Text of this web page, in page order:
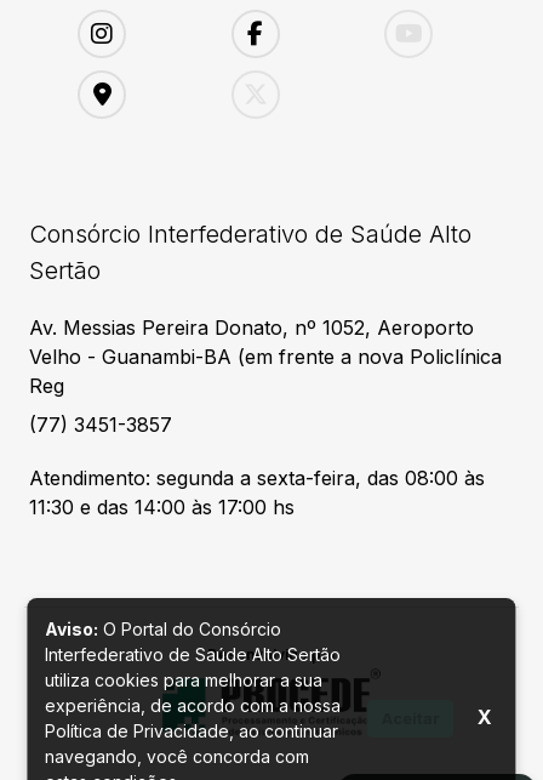
Consórcio Interfederativo de Saúde Alto
Sertão
Av. Messias Pereira Donato, nº 1052, Aeroporto
Velho - Guanambi-BA (em frente a nova Policlínica
Reg
(77) 3451-3857
Atendimento: segunda a sexta-feira, das 08:00 às
11:30 e das 14:00 às 17:00 hs
Desenvolvido por
Aviso: O Portal do Consórcio
Interfederativo de Saúde Alto Sertão
utiliza cookies para melhorar a sua
experiência, de acordo com a nossa
Política de Privacidade, ao continuar
navegando, você concorda com
X